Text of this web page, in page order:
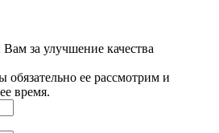
за улучшение качества
обязательно ее рассмотрим и
время.